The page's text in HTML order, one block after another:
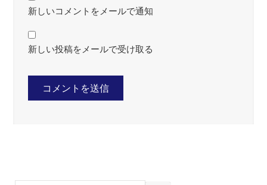
新しいコメントをメールで通知
新しい投稿をメールで受け取る